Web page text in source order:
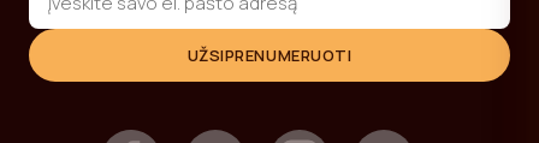
UŽSIPRENUMERUOTI